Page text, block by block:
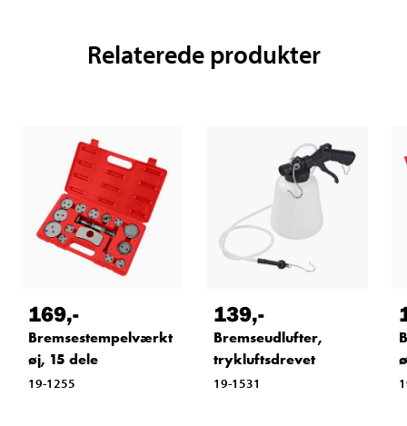
Relaterede produkter
169,-
Bremsestempelværkt
øj, 15 dele
19-1255
139,-
Bremseudlufter,
trykluftsdrevet
19-1531